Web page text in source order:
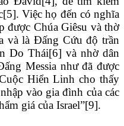
Việc họ đến có nghĩa
được Chúa Giêsu và thờ
và là Đấng Cứu độ trần
Do Thái[6] và nhờ dân
Messia như đã được
Hiển Linh cho thấy
vào gia đình của các
giá của Israel”[9].